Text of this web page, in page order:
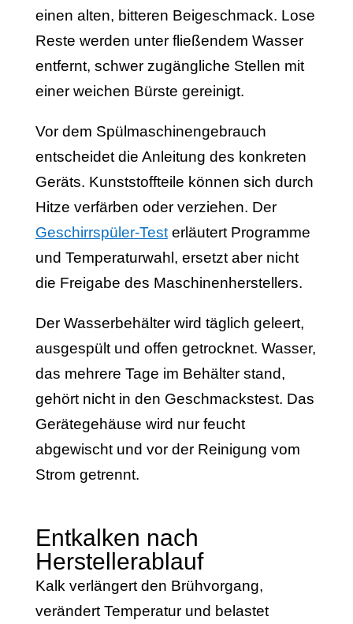
einen alten, bitteren Beigeschmack. Lose
Reste werden unter fließendem Wasser
entfernt, schwer zugängliche Stellen mit
einer weichen Bürste gereinigt.
Vor dem Spülmaschinengebrauch
entscheidet die Anleitung des konkreten
Geräts. Kunststoffteile können sich durch
Hitze verfärben oder verziehen. Der
Geschirrspüler-Testerläutert Programme
und Temperaturwahl, ersetzt aber nicht
die Freigabe des Maschinenherstellers.
Der Wasserbehälter wird täglich geleert,
ausgespült und offen getrocknet. Wasser,
das mehrere Tage im Behälter stand,
gehört nicht in den Geschmackstest. Das
Gerätegehäuse wird nur feucht
abgewischt und vor der Reinigung vom
Strom getrennt.
Entkalken nach
Herstellerablauf
Kalk verlängert den Brühvorgang,
verändert Temperatur und belastet